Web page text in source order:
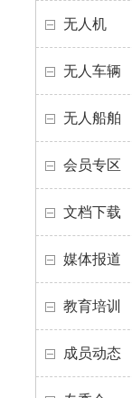
无人机
无人车辆
无人船舶
会员专区
文档下载
媒体报道
教育培训
成员动态